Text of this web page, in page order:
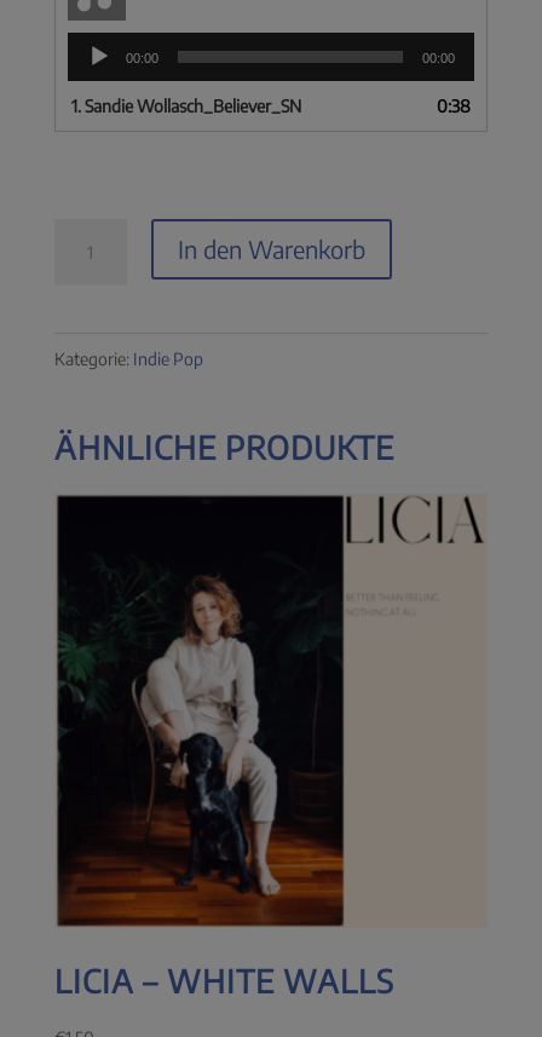
Audio-
Player
00:00 00:00
1.Sandie Wollasch_Believer_SN 0:38
In den Warenkorb
Kategorie: Indie Pop
ÄHNLICHE PRODUKTE
LICIA – WHITE WALLS